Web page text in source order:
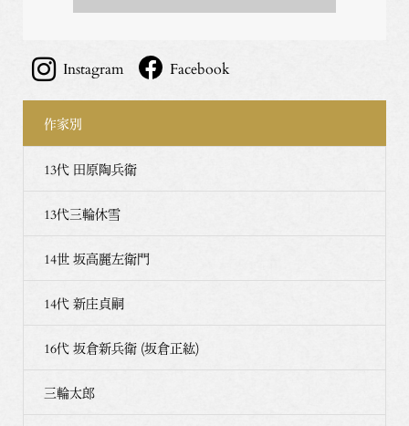
Instagram Facebook
作家別
13代 田原陶兵衛
13代三輪休雪
14世 坂高麗左衛門
14代 新庄貞嗣
16代 坂倉新兵衛 (坂倉正紘)
三輪太郎